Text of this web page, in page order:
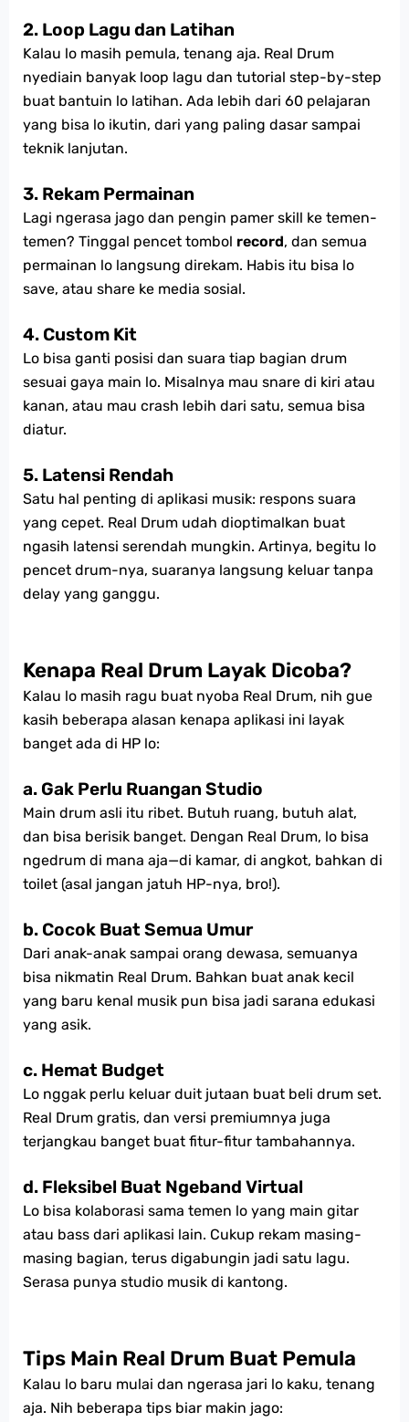
2. Loop Lagu dan Latihan
Kalau lo masih pemula, tenang aja. Real Drum
nyediain banyak loop lagu dan tutorial step-by-step
buat bantuin lo latihan. Ada lebih dari 60 pelajaran
yang bisa lo ikutin, dari yang paling dasar sampai
teknik lanjutan.
3. Rekam Permainan
Lagi ngerasa jago dan pengin pamer skill ke temen-
temen? Tinggal pencet tombol record, dan semua
permainan lo langsung direkam. Habis itu bisa lo
save, atau share ke media sosial.
4. Custom Kit
Lo bisa ganti posisi dan suara tiap bagian drum
sesuai gaya main lo. Misalnya mau snare di kiri atau
kanan, atau mau crash lebih dari satu, semua bisa
diatur.
5. Latensi Rendah
Satu hal penting di aplikasi musik: respons suara
yang cepet. Real Drum udah dioptimalkan buat
ngasih latensi serendah mungkin. Artinya, begitu lo
pencet drum-nya, suaranya langsung keluar tanpa
delay yang ganggu.
Kenapa Real Drum Layak Dicoba?
Kalau lo masih ragu buat nyoba Real Drum, nih gue
kasih beberapa alasan kenapa aplikasi ini layak
banget ada di HP lo:
a. Gak Perlu Ruangan Studio
Main drum asli itu ribet. Butuh ruang, butuh alat,
dan bisa berisik banget. Dengan Real Drum, lo bisa
ngedrum di mana aja—di kamar, di angkot, bahkan di
toilet (asal jangan jatuh HP-nya, bro!).
b. Cocok Buat Semua Umur
Dari anak-anak sampai orang dewasa, semuanya
bisa nikmatin Real Drum. Bahkan buat anak kecil
yang baru kenal musik pun bisa jadi sarana edukasi
yang asik.
c. Hemat Budget
Lo nggak perlu keluar duit jutaan buat beli drum set.
Real Drum gratis, dan versi premiumnya juga
terjangkau banget buat fitur-fitur tambahannya.
d. Fleksibel Buat Ngeband Virtual
Lo bisa kolaborasi sama temen lo yang main gitar
atau bass dari aplikasi lain. Cukup rekam masing-
masing bagian, terus digabungin jadi satu lagu.
Serasa punya studio musik di kantong.
Tips Main Real Drum Buat Pemula
Kalau lo baru mulai dan ngerasa jari lo kaku, tenang
aja. Nih beberapa tips biar makin jago: